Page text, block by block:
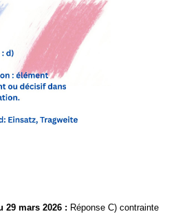
29 mars 2026 : Réponse C) contrainte